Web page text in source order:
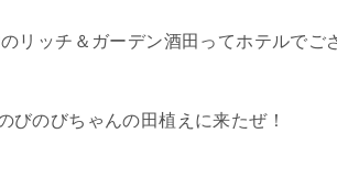
リッチ＆ガーデン酒田ってホテルでご
びのびちゃんの田植えに来たぜ！